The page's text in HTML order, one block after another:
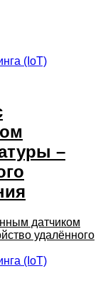
(IoT)
–
(IoT)